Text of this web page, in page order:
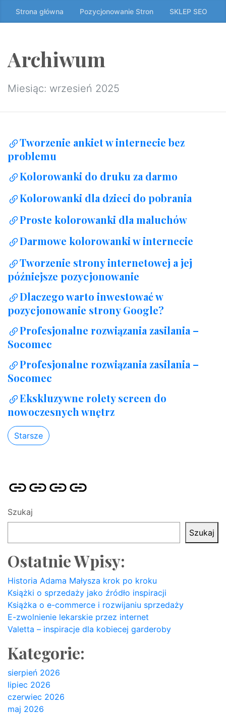
Przeskocz
do
Strona główna Pozycjonowanie Stron SKLEP SEO
Archiwum
Miesiąc: wrzesień 2025
Tworzenie ankiet w internecie bez
problemu
Kolorowanki do druku za darmo
Kolorowanki dla dzieci do pobrania
Proste kolorowanki dla maluchów
Darmowe kolorowanki w internecie
Tworzenie strony internetowej a jej
późniejsze pozycjonowanie
Dlaczego warto inwestować w
pozycjonowanie strony Google?
Profesjonalne rozwiązania zasilania –
Socomec
Profesjonalne rozwiązania zasilania –
Socomec
Ekskluzywne rolety screen do
nowoczesnych wnętrz
Starsze
Strona
główna
Pozycjonowanie
Stron
SKLEP
SEO
BLOG
Szukaj
Szukaj
Ostatnie Wpisy:
Historia Adama Małysza krok po kroku
Książki o sprzedaży jako źródło inspiracji
Książka o e-commerce i rozwijaniu sprzedaży
E-zwolnienie lekarskie przez internet
Valetta – inspiracje dla kobiecej garderoby
Kategorie:
sierpień 2026
lipiec 2026
czerwiec 2026
maj 2026